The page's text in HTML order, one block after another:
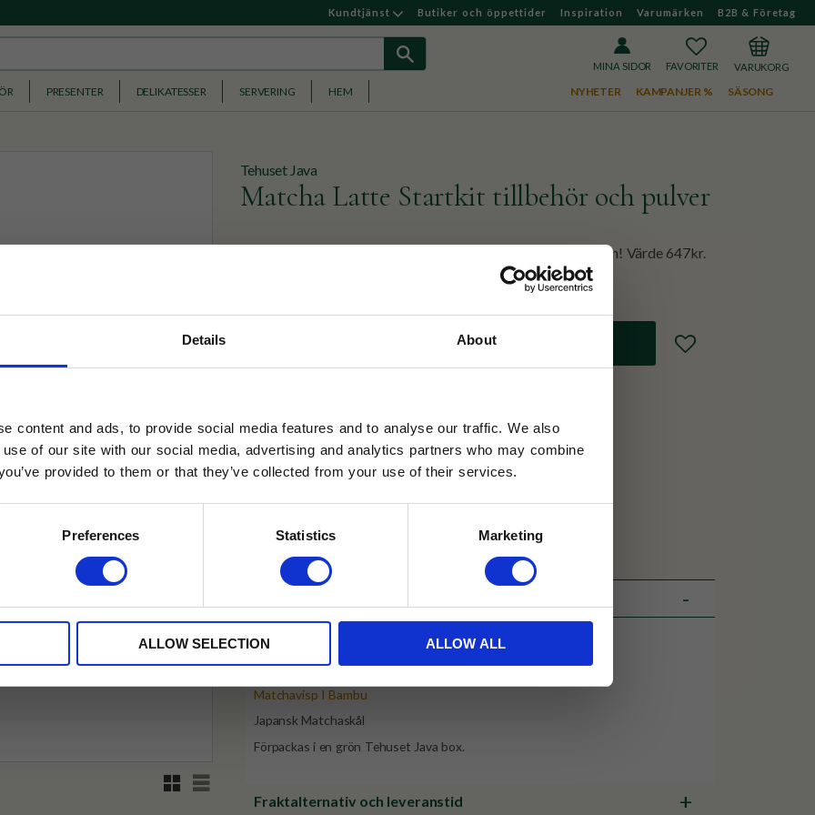
Details About
content and ads, to provide social media features and to analyse our traffic. We also
of our site with our social media, advertising and analytics partners who may combine
provided to them or that they’ve collected from your use of their services.
Preferences Statistics Marketing
ALLOW SELECTION ALLOW ALL
Kundtjänst Butiker och öppettider Inspiration Varumärken B2B & Företag
MINA SIDOR
FAVORITERKUNDVAGN
PRESENTER DELIKATESSER SERVERING HEM NYHETER KAMPANJER % SÄSONG
Tehuset Java
Matcha Latte Startkit tillbehör och pulver
Ett kit med allt för att kunna göra den perfekta Matcha latten! Värde 647kr.
RutnätsvyListvy
Lägg till i favoriter
✓ Fri frakt över 399 kr
✓ Betala direkt eller inom 30 dagar
Visa alla produkter från Tehuset Java
Innehåller:
Matcha Latte Mix EKO 200g
Matchavisp I Bambu
Japansk Matchaskål
Förpackas i en grön Tehuset Java box.
Fraktalternativ och leveranstid
Läs mer
Rabatten fungerar endast
med andra erbjudanden.